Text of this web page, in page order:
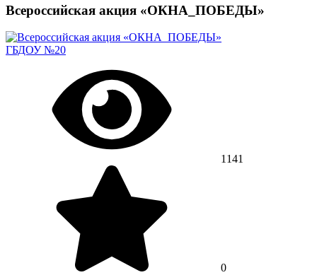
Всероссийская акция «ОКНА_ПОБЕДЫ»
ГБДОУ №20
1141
0